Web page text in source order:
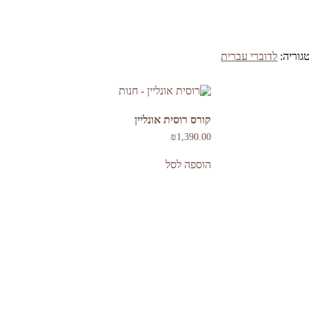
לדוברי עברית
קורס רוסית אונליין
₪1,390.00
הוספה לסל